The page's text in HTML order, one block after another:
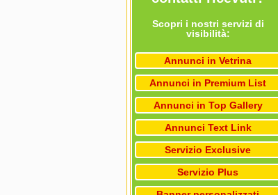
Scopri i nostri servizi di
visibilità:
Annunci in Vetrina
Annunci in Premium List
Annunci in Top Gallery
Annunci Text Link
Servizio Exclusive
Servizio Plus